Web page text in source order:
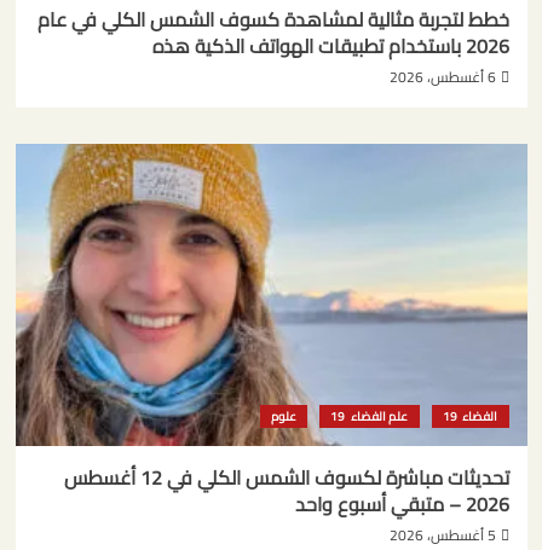
خطط لتجربة مثالية لمشاهدة كسوف الشمس الكلي في عام
2026 باستخدام تطبيقات الهواتف الذكية هذه
6 أغسطس، 2026
الفضاء علم الفضاء علوم
تحديثات مباشرة لكسوف الشمس الكلي في 12 أغسطس
2026 – متبقي أسبوع واحد
5 أغسطس، 2026